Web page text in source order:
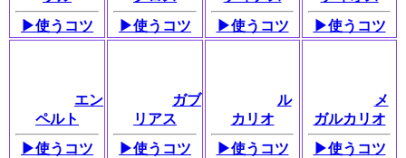
▶使うコツ
▶使うコツ
▶使うコツ
▶使うコツ
エン
ペルト
▶使うコツ
ガブ
リアス
▶使うコツ
ル
カリオ
▶使うコツ
メ
ガルカリオ
▶使うコツ